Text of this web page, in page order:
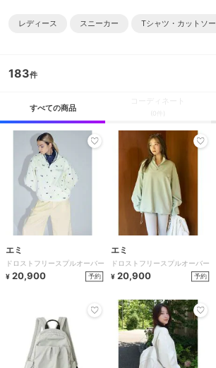
レディース スニーカー Tシャツ・カットソー
183
すべての商品
(0件)
エミ
ドロストフリースプルオーバー
¥ 20,900 予約
エミ
ドロストフリースプルオーバー
¥ 20,900 予約